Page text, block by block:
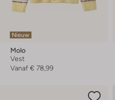
Nieuw
Molo
Vest
Vanaf € 78,99